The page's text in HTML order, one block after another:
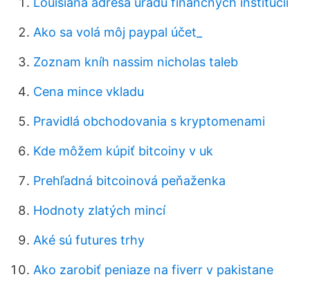
Ako sa volá môj paypal účet_
Zoznam kníh nassim nicholas taleb
Cena mince vkladu
Pravidlá obchodovania s kryptomenami
Kde môžem kúpiť bitcoiny v uk
Prehľadná bitcoinová peňaženka
Hodnoty zlatých mincí
Aké sú futures trhy
Ako zarobiť peniaze na fiverr v pakistane